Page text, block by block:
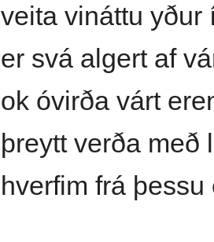
veita vináttu yður
er svá algert af
ok óvirða várt
þreytt verða með
hverfim frá þessu